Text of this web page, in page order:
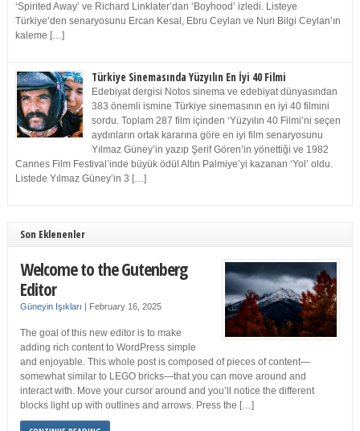
‘Spirited Away’ ve Richard Linklater’dan ‘Boyhood’ izledi. Listeye
Türkiye’den senaryosunu Ercan Kesal, Ebru Ceylan ve Nuri Bilgi Ceylan’ın
kaleme […]
Türkiye Sinemasında Yüzyılın En İyi 40 Filmi
Edebiyat dergisi Notos sinema ve edebiyat dünyasından
383 önemli ismine Türkiye sinemasının en iyi 40 filmini
sordu. Toplam 287 film içinden ‘Yüzyılın 40 Filmi’ni seçen
aydınların ortak kararına göre en iyi film senaryosunu
Yılmaz Güney’in yazıp Şerif Gören’in yönettiği ve 1982
Cannes Film Festival’inde büyük ödül Altın Palmiye’yi kazanan ‘Yol’ oldu.
Listede Yılmaz Güney’in 3 […]
Son Eklenenler
Welcome to the Gutenberg
Editor
Güneyin Işıkları | February 16, 2025
The goal of this new editor is to make
adding rich content to WordPress simple
and enjoyable. This whole post is composed of pieces of content—
somewhat similar to LEGO bricks—that you can move around and
interact with. Move your cursor around and you’ll notice the different
blocks light up with outlines and arrows. Press the […]